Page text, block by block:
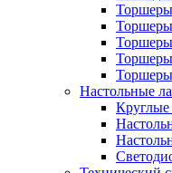
Торшеры
Настольные